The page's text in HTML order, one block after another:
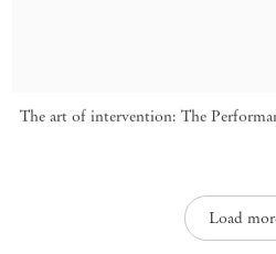
The art of intervention: The
Load